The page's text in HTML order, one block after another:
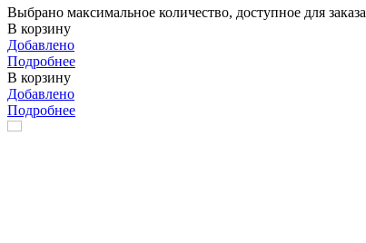
Выбрано максимальное количество, доступное для заказа
В корзину
Добавлено
Подробнее
В корзину
Добавлено
Подробнее